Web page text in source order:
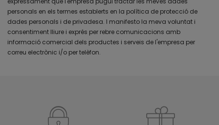
personals en els termes establerts en la política de protecció de
dades personals i de privadesa. I manifesto la meva voluntat i
consentiment lliure i exprés per rebre comunicacions amb
informació comercial dels productes i serveis de l'empresa per
correu electrònic i/o per telèfon.